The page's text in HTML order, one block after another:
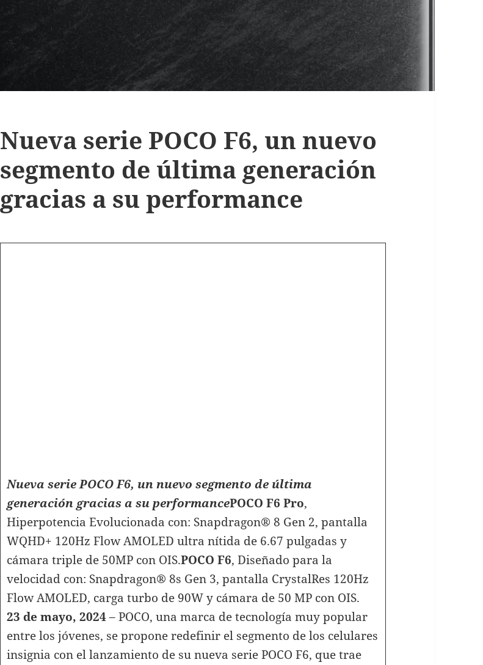
Nueva serie POCO F6, un nuevo
segmento de última generación
gracias a su performance
Nueva serie POCO F6, un nuevo segmento de última
generación gracias a su performancePOCO F6 Pro,
Hiperpotencia Evolucionada con: Snapdragon® 8 Gen 2, pantalla
WQHD+ 120Hz Flow AMOLED ultra nítida de 6.67 pulgadas y
cámara triple de 50MP con OIS.POCO F6, Diseñado para la
velocidad con: Snapdragon® 8s Gen 3, pantalla CrystalRes 120Hz
Flow AMOLED, carga turbo de 90W y cámara de 50 MP con OIS.
23 de mayo, 2024– POCO, una marca de tecnología muy popular
entre los jóvenes, se propone redefinir el segmento de los celulares
insignia con el lanzamiento de su nueva serie POCO F6, que trae